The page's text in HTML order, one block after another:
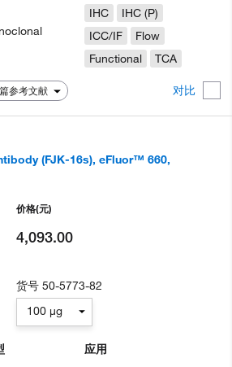
参考文献 对比
IHC
IHC (P)
ICC/IF
Flow
Functional
TCA
(FJK-16s), eFluor™ 660,
应用
价格(元)
4,093.00
货号50-5773-82
100 µg